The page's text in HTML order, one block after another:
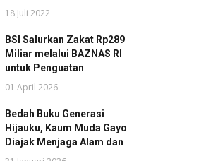
18 Juli 2022
BSI Salurkan Zakat Rp289
Miliar melalui BAZNAS RI
untuk Penguatan
01 April 2026
Bedah Buku Generasi
Hijauku, Kaum Muda Gayo
Diajak Menjaga Alam dan